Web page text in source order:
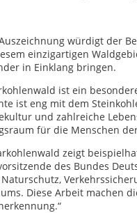
würdigt der
einzigartigen
in Einklang bringen.
ist ein
ist eng mit dem
und zahlreiche
für die Menschen
zeigt
des Bundes
Diese Arbeit machen